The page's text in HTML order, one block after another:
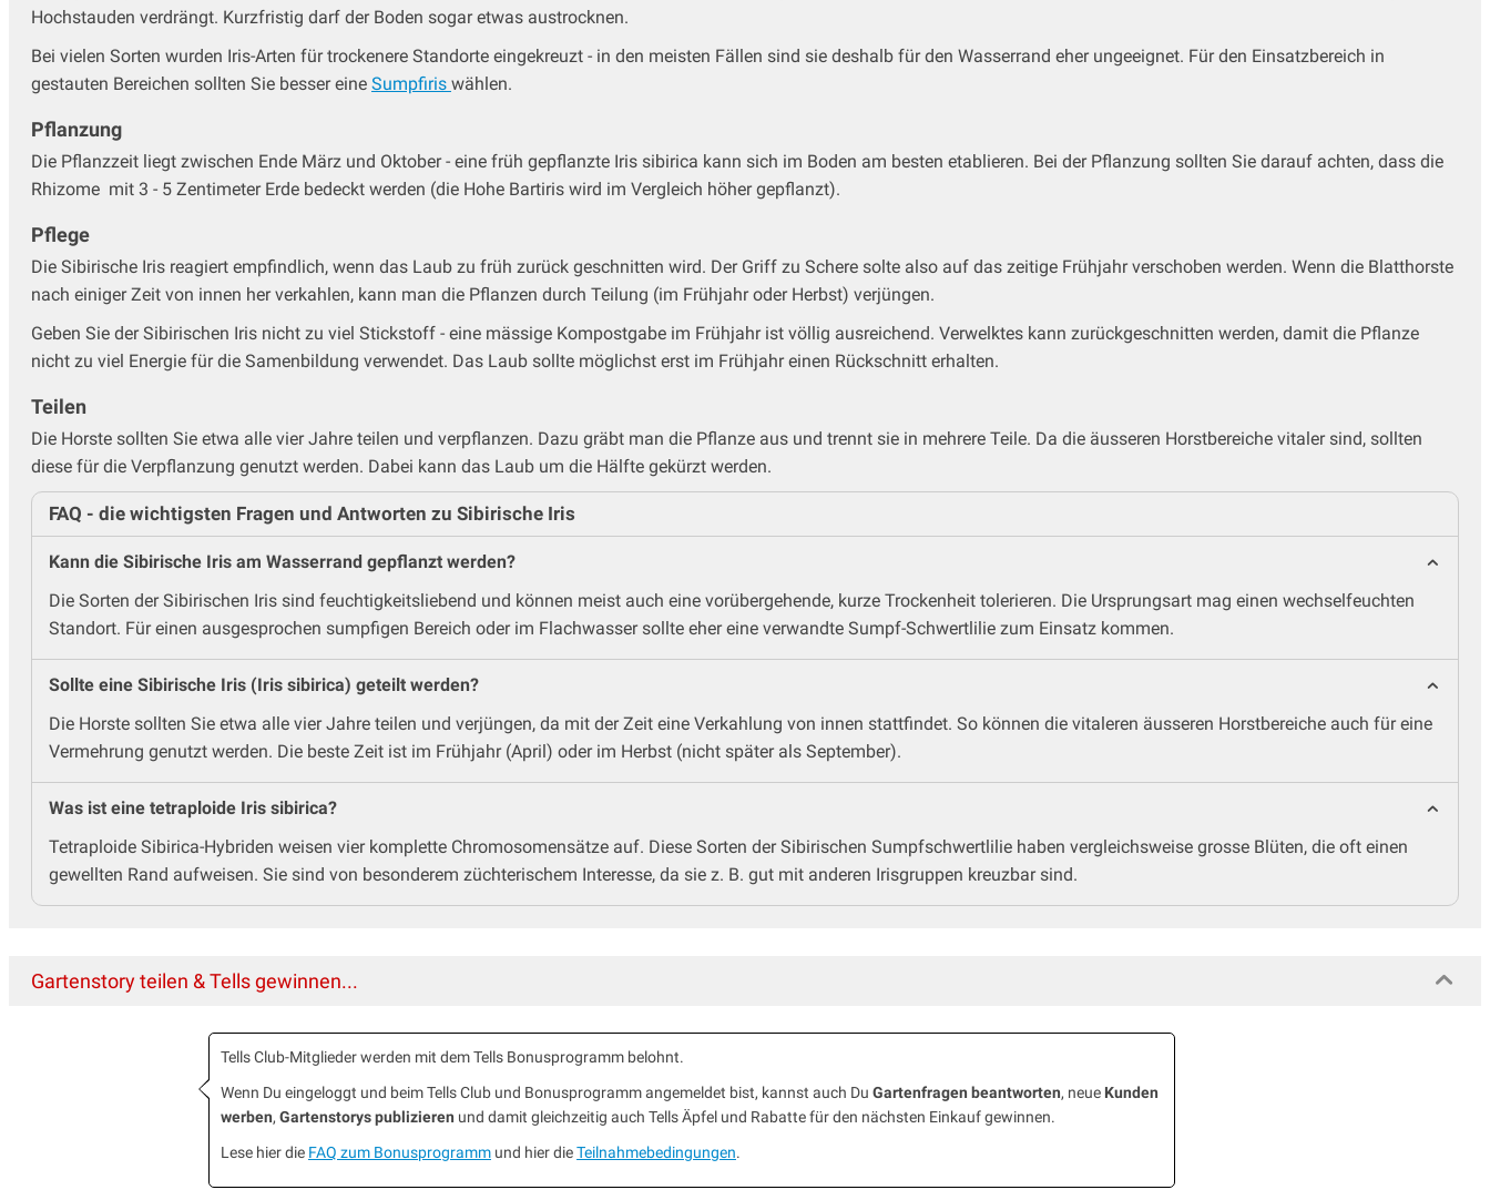
Hochstauden verdrängt. Kurzfristig darf der Boden sogar etwas austrocknen.
Bei vielen Sorten wurden Iris-Arten für trockenere Standorte eingekreuzt - in den meisten Fällen sind sie deshalb für den Wasserrand eher ungeeignet. Für den Einsatzbereich in
gestauten Bereichen sollten Sie besser eine Sumpfiris wählen.
Pflanzung
Die Pflanzzeit liegt zwischen Ende März und Oktober - eine früh gepflanzte Iris sibirica kann sich im Boden am besten etablieren. Bei der Pflanzung sollten Sie darauf achten, dass die
Rhizome mit 3 - 5 Zentimeter Erde bedeckt werden (die Hohe Bartiris wird im Vergleich höher gepflanzt).
Pflege
Die Sibirische Iris reagiert empfindlich, wenn das Laub zu früh zurück geschnitten wird. Der Griff zu Schere solte also auf das zeitige Frühjahr verschoben werden. Wenn die Blatthorste
nach einiger Zeit von innen her verkahlen, kann man die Pflanzen durch Teilung (im Frühjahr oder Herbst) verjüngen.
Geben Sie der Sibirischen Iris nicht zu viel Stickstoff - eine mässige Kompostgabe im Frühjahr ist völlig ausreichend. Verwelktes kann zurückgeschnitten werden, damit die Pflanze
nicht zu viel Energie für die Samenbildung verwendet. Das Laub sollte möglichst erst im Frühjahr einen Rückschnitt erhalten.
Teilen
Die Horste sollten Sie etwa alle vier Jahre teilen und verpflanzen. Dazu gräbt man die Pflanze aus und trennt sie in mehrere Teile. Da die äusseren Horstbereiche vitaler sind, sollten
diese für die Verpflanzung genutzt werden. Dabei kann das Laub um die Hälfte gekürzt werden.
FAQ - die wichtigsten Fragen und Antworten zu Sibirische Iris
Kann die Sibirische Iris am Wasserrand gepflanzt werden?
Die Sorten der Sibirischen Iris sind feuchtigkeitsliebend und können meist auch eine vorübergehende, kurze Trockenheit tolerieren. Die Ursprungsart mag einen wechselfeuchten
Standort. Für einen ausgesprochen sumpfigen Bereich oder im Flachwasser sollte eher eine verwandte Sumpf-Schwertlilie zum Einsatz kommen.
Sollte eine Sibirische Iris (Iris sibirica) geteilt werden?
Die Horste sollten Sie etwa alle vier Jahre teilen und verjüngen, da mit der Zeit eine Verkahlung von innen stattfindet. So können die vitaleren äusseren Horstbereiche auch für eine
Vermehrung genutzt werden. Die beste Zeit ist im Frühjahr (April) oder im Herbst (nicht später als September).
Was ist eine tetraploide Iris sibirica?
Tetraploide Sibirica-Hybriden weisen vier komplette Chromosomensätze auf. Diese Sorten der Sibirischen Sumpfschwertlilie haben vergleichsweise grosse Blüten, die oft einen
gewellten Rand aufweisen. Sie sind von besonderem züchterischem Interesse, da sie z. B. gut mit anderen Irisgruppen kreuzbar sind.
Gartenstory teilen & Tells gewinnen...
Tells Club-Mitglieder werden mit dem Tells Bonusprogramm belohnt.
Wenn Du eingeloggt und beim Tells Club und Bonusprogramm angemeldet bist, kannst auch Du Gartenfragen beantworten, neue Kunden
werben, Gartenstorys publizieren und damit gleichzeitig auch Tells Äpfel und Rabatte für den nächsten Einkauf gewinnen.
Lese hier die FAQ zum Bonusprogramm und hier dieTeilnahmebedingungen.